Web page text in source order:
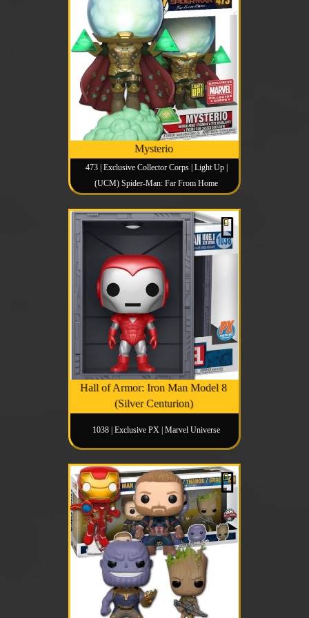
Mysterio
473 | Exclusive Collector Corps | Light Up |
(UCM) Spider-Man: Far From Home
Hall of Armor: Iron Man Model 8
(Silver Centurion)
1038 | Exclusive PX | Marvel Universe